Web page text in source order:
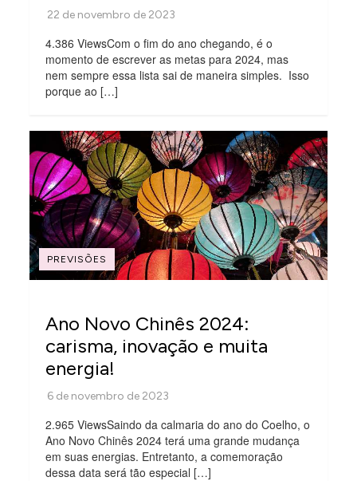
4.386 ViewsCom o fim do ano chegando, é o
momento de escrever as metas para 2024, mas
nem sempre essa lista sai de maneira simples. Isso
porque ao […]
PREVISÕES
Ano Novo Chinês 2024:
carisma, inovação e muita
energia!
2.965 ViewsSaindo da calmaria do ano do Coelho, o
Ano Novo Chinês 2024 terá uma grande mudança
em suas energias. Entretanto, a comemoração
dessa data será tão especial […]